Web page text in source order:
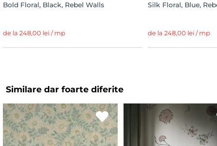
Bold Floral, Black, Rebel Walls
de la 248,00 lei / mp
Silk Floral, Blue,
de la 248,00 lei / mp
Similare dar foarte diferite